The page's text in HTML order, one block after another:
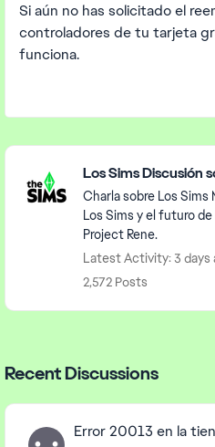
Si aún no has solicitado el
controladores de tu tarjeta
funciona.
Featured Places
Los Sims Discusión
Charla sobre Los Sims
Los Sims y el futuro
Project Rene.
Latest Activity: 3 days
2,572 Posts
Recent Discussions
Error 20013 en la